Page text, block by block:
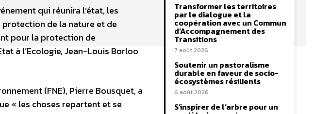
qui réunira l’état, les
de la nature et de
pour la protection de
à l’Ecologie, Jean-Louis Borloo
(FNE), Pierre Bousquet, a
« les choses repartent et se
Transformer les territoires
par le dialogue et la
coopération avec un Commun
d’Accompagnement des
Transitions
7 août 2026
Soutenir un pastoralisme
durable en faveur de socio-
écosystèmes résilients
6 août 2026
S’inspirer de l’arbre pour un